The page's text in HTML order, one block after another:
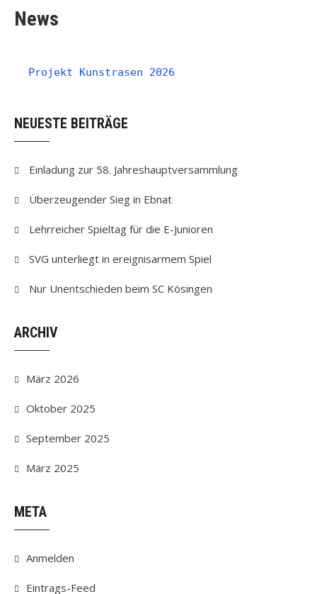
News
Projekt Kunstrasen 2026
NEUESTE BEITRÄGE
Einladung zur 58. Jahreshauptversammlung
Überzeugender Sieg in Ebnat
Lehrreicher Spieltag für die E-Junioren
SVG unterliegt in ereignisarmem Spiel
Nur Unentschieden beim SC Kösingen
ARCHIV
März 2026
Oktober 2025
September 2025
März 2025
META
Anmelden
Eintrags-Feed